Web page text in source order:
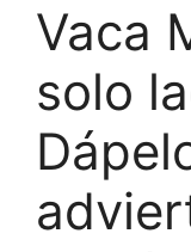
Vaca
solo